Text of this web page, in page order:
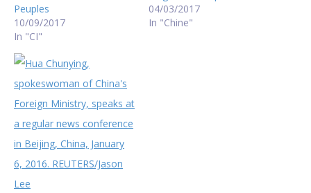
Peuples
10/09/2017
In "CI"
04/03/2017
In "Chine"